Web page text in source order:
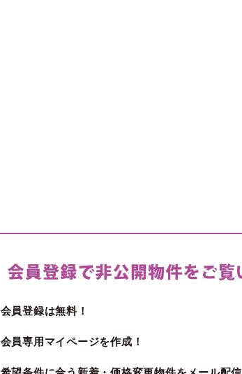
会員登録は無料！
会員専用マイページを作成！